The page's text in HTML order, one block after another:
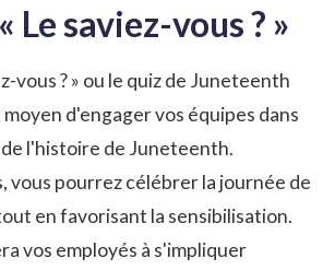
Le saviez-vous ? »
vous ? » ou le quiz de Juneteenth
d'engager vos équipes dans
l'histoire de Juneteenth.
vous pourrez célébrer la journée de
en favorisant la sensibilisation.
vos employés à s'impliquer